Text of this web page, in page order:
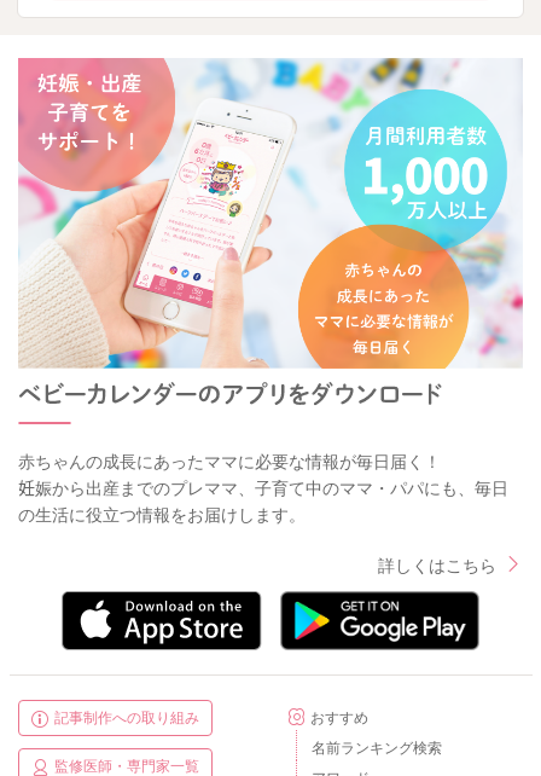
赤ちゃんの成長にあったママに必要な情報が毎日届く！
妊娠から出産までのプレママ、子育て中のママ・パパにも、毎日
の生活に役立つ情報をお届けします。
詳しくはこちら
記事制作への取り組み
監修医師・専門家一覧
おすすめ
名前ランキング検索